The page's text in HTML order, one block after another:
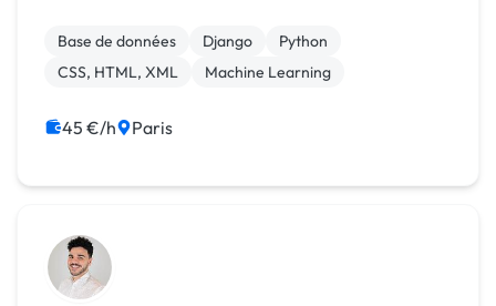
projets passionnants :) Mes compétences :...
Base de données Django
Python
CSS, HTML, XML
Machine Learning
45 €/h Paris